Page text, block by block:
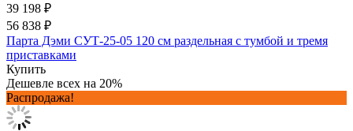
39 198 ₽
56 838 ₽
Парта Дэми СУТ-25-05 120 см раздельная с тумбой и тремя
приставками
Купить
Дешевле всех на 20%
Распродажа!